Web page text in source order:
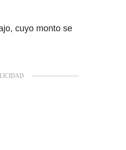
cuyo monto se